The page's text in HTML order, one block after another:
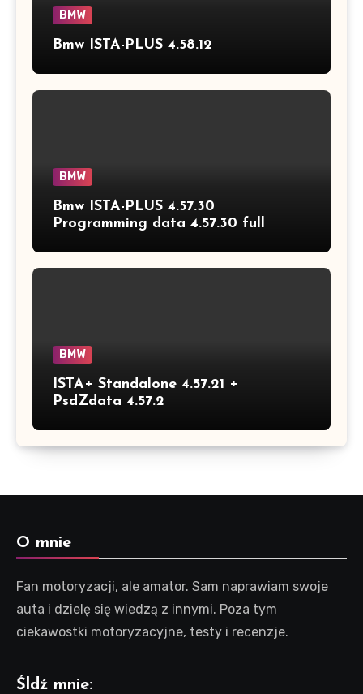
BMW
Bmw ISTA-PLUS 4.58.12
BMW
Bmw ISTA-PLUS 4.57.30
Programming data 4.57.30 full
BMW
ISTA+ Standalone 4.57.21 +
PsdZdata 4.57.2
O mnie
Fan motoryzacji, ale amator. Sam naprawiam swoje
auta i dzielę się wiedzą z innymi. Poza tym
ciekawostki motoryzacyjne, testy i recenzje.
Śldź mnie: